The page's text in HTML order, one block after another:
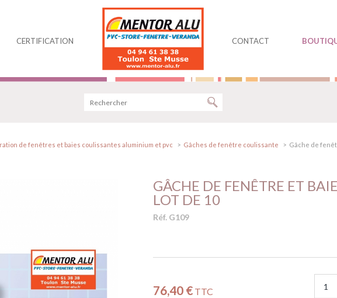
CERTIFICATION CONTACT
de fenêtres et baies coulissantes aluminium et pvc Gâches de fenêtre coulissante Gâche de
GÂCHE DE FENÊTRE ET
LOT DE 10
Réf. G109
76,40 € TTC